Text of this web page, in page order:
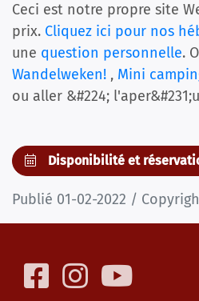
Ceci est notre propre site
prix. Cliquez ici pour nos
une question personnelle.
Wandelweken! , Mini
ou aller &#224; l'aper&#231;u
Disponibilité et
Publié 01-02-2022 /